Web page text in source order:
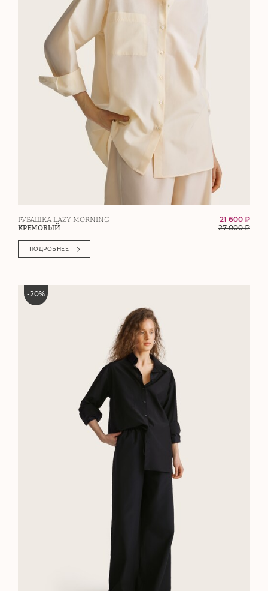
РУБАШКА LAZY MORNING
КРЕМОВЫЙ
21 600 ₽
27 000₽
ПОДРОБНЕЕ
-20%